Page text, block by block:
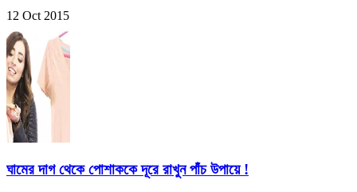
12 Oct 2015
ঘামের দাগ থেকে পোশাককে দূরে রাখুন পাঁচ উপায়ে !